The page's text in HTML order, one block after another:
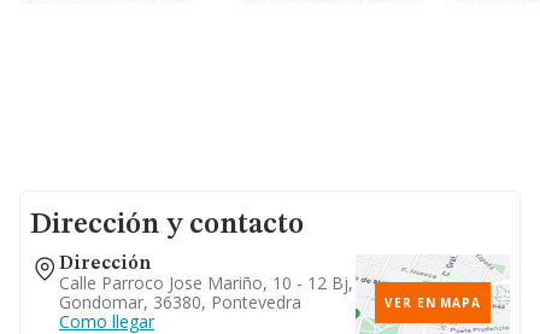
Dirección y contacto
Dirección
Calle Parroco Jose Mariño, 10 - 12 Bj,
Gondomar, 36380, Pontevedra
Como llegar
VER EN MAPA